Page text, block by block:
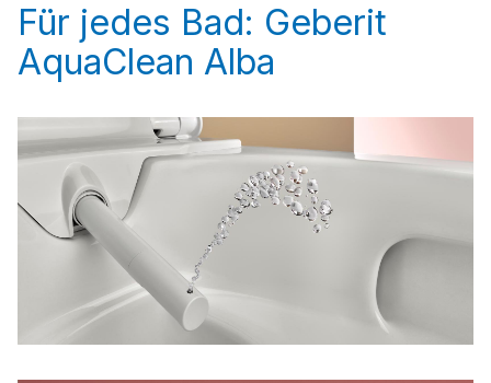
Für jedes Bad: Geberit
AquaClean Alba